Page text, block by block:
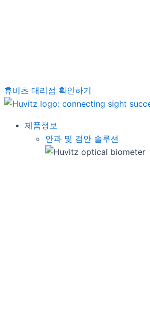
휴비츠 대리점 확인하기
제품정보
안과 및 검안 솔루션